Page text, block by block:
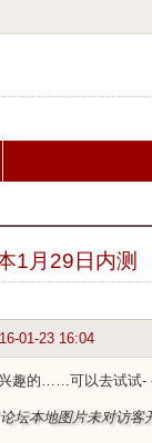
1月29日内测
01-23 16:04
趣的……可以去试试-
坛本地图片未对访客